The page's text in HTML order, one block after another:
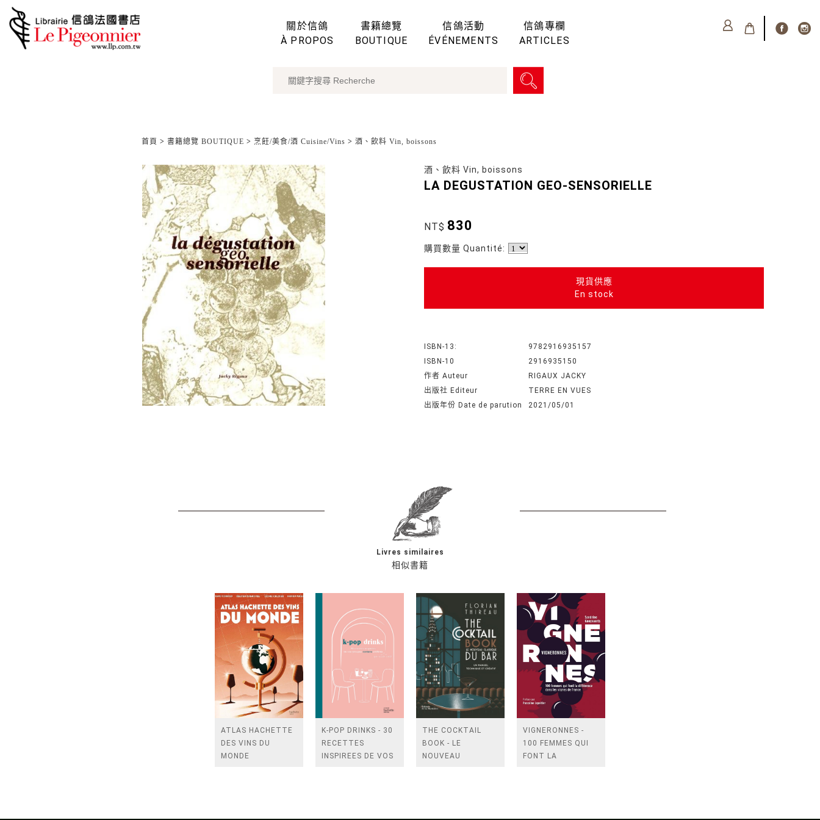
關於信鴿
À PROPOS
書籍總覽
BOUTIQUE
信鴿活動
ÉVÉNEMENTS
信鴿專欄
ARTICLES
首頁 > 書籍總覽 BOUTIQUE > 烹飪/美食/酒 Cuisine/Vins > 酒、飲料 Vin, boissons
酒、飲料 Vin, boissons
LA DEGUSTATION GEO-SENSORIELLE
NT$ 830
購買數量 Quantité:
現貨供應
En stock
ISBN-13:
9782916935157
ISBN-10
2916935150
作者 Auteur
RIGAUX JACKY
出版社 Editeur
TERRE EN VUES
出版年份 Date de parution
2021/05/01
相似書籍
Livres similaires
ATLAS HACHETTE
DES VINS DU
MONDE
K-POP DRINKS - 30
RECETTES
INSPIREES DE VOS
THE COCKTAIL
BOOK - LE
NOUVEAU
VIGNERONNES -
100 FEMMES QUI
FONT LA